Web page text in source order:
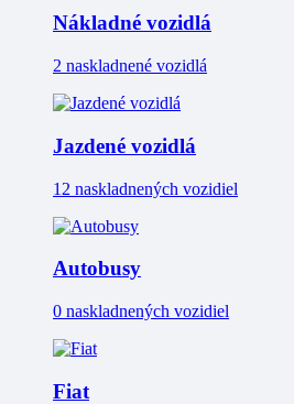
Nákladné vozidlá
2 naskladnené vozidlá
Jazdené vozidlá
12 naskladnených vozidiel
Autobusy
0 naskladnených vozidiel
Fiat